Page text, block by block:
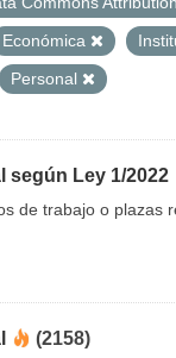
Económica
Personal
según Ley 1/2022
de trabajo o plazas
(2158)